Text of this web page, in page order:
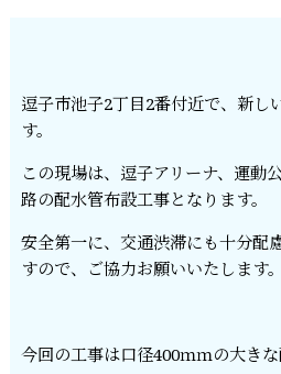
逗子市池子2丁目2番付近で、新し
す。
この現場は、逗子アリーナ、運動
路の配水管布設工事となります。
安全第一に、交通渋滞にも十分配
すので、ご協力お願いいたします。
今回の工事は口径400ｍｍの大きな